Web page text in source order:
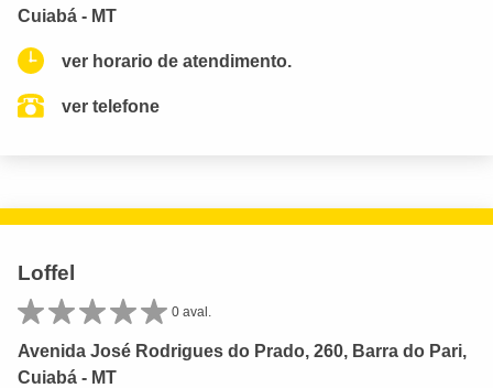
Cuiabá - MT
ver horario de atendimento.
ver telefone
Loffel
0 aval.
Avenida José Rodrigues do Prado, 260, Barra do Pari,
Cuiabá - MT